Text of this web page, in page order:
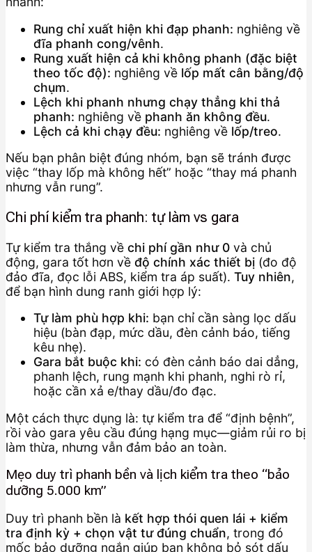
Rung chỉ xuất hiện khi đạp phanh: nghiêng về
đĩa phanh cong/vênh.
Rung xuất hiện cả khi không phanh (đặc biệt
theo tốc độ): nghiêng về lốp mất cân bằng/độ
chụm.
Lệch khi phanh nhưng chạy thẳng khi thả
phanh: nghiêng về phanh ăn không đều.
Lệch cả khi chạy đều: nghiêng về lốp/treo.
Nếu bạn phân biệt đúng nhóm, bạn sẽ tránh được
việc “thay lốp mà không hết” hoặc “thay má phanh
nhưng vẫn rung”.
Chi phí kiểm tra phanh: tự làm vs gara
Tự kiểm tra thắng về chi phí gần như 0 và chủ
động, gara tốt hơn về độ chính xác thiết bị (đo độ
đảo đĩa, đọc lỗi ABS, kiểm tra áp suất). Tuy nhiên,
để bạn hình dung ranh giới hợp lý:
Tự làm phù hợp khi: bạn chỉ cần sàng lọc dấu
hiệu (bàn đạp, mức dầu, đèn cảnh báo, tiếng
kêu nhẹ).
Gara bắt buộc khi: có đèn cảnh báo dai dẳng,
phanh lệch, rung mạnh khi phanh, nghi rò rỉ,
hoặc cần xả e/thay dầu/đo đạc.
Một cách thực dụng là: tự kiểm tra để “định bệnh”,
rồi vào gara yêu cầu đúng hạng mục—giảm rủi ro bị
làm thừa, nhưng vẫn đảm bảo an toàn.
Mẹo duy trì phanh bền và lịch kiểm tra theo “bảo
dưỡng 5.000 km”
Duy trì phanh bền là kết hợp thói quen lái + kiểm
tra định kỳ + chọn vật tư đúng chuẩn, trong đó
mốc bảo dưỡng ngắn giúp bạn không bỏ sót dấu